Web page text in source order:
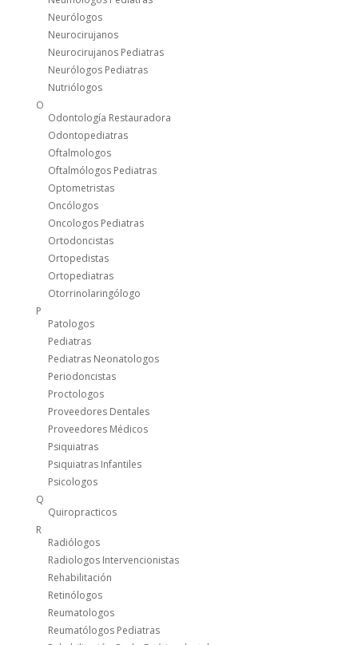
Neurólogos
Neurocirujanos
Neurocirujanos Pediatras
Neurólogos Pediatras
Nutriólogos
O
Odontología Restauradora
Odontopediatras
Oftalmologos
Oftalmólogos Pediatras
Optometristas
Oncólogos
Oncologos Pediatras
Ortodoncistas
Ortopedistas
Ortopediatras
Otorrinolaringólogo
P
Patologos
Pediatras
Pediatras Neonatologos
Periodoncistas
Proctologos
Proveedores Dentales
Proveedores Médicos
Psiquiatras
Psiquiatras Infantiles
Psicologos
Q
Quiropracticos
R
Radiólogos
Radiologos Intervencionistas
Rehabilitación
Retinólogos
Reumatologos
Reumatólogos Pediatras